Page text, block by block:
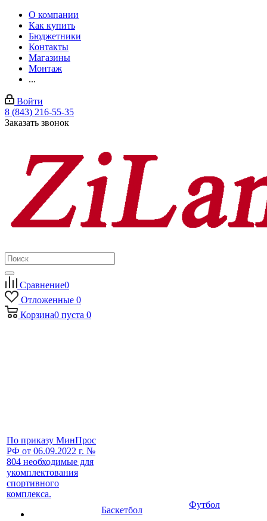
О компании
Как купить
Бюджетники
Контакты
Магазины
Монтаж
...
Войти
8 (843) 216-55-35
Заказать звонок
Сравнение0
Отложенные 0
Корзина0 пуста 0
По приказу МинПрос
РФ от 06.09.2022 г. №
804 необходимые для
укомплектования
спортивного
комплекса.
Баскетбол
Футбол